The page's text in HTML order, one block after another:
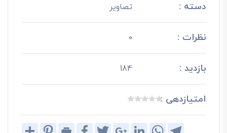
دسته : تصاویر
نظرات : 0
بازدید : 184
امتیازدهی :
Share
PinterestPrint
FacebookTwitterGoogle+LinkedIn
WhatsAppTelegram